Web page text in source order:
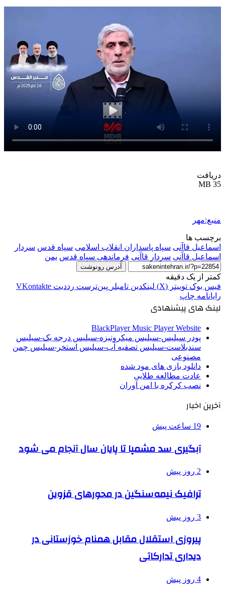
دریافت
35 MB
منبع:مهر
برچسب ها
اسماعیل قاآنی سپاه پاسداران انقلاب اسلامی سپاه قدس سردار
اسماعیل قاآنی سردار قاآنی فرماندهی سپاه قدس یمن
آدرس رونوشت
کمتر از یک دقیقه
فیس بوک توییتر (X) لینکدین ‫تامبلر ‫پین‌ترست ‫رددیت ‫VKontakte
رایانامه چاپ
لینک های پیشنهادی
BlackPlayer Music Player Website
پودر سیلیس-سیلیس میکرونیزه-سیلیس درجه یک-سیلیس
سندبلاست-سیلیس تصفیه آب-سیلیس استخر-سیلیس چمن
مصنوعی
دانلود بازی های مود شده
عادت مطالعه طلایی
نصب کرکره با امن آوران
آخرین اخبار
19 ساعت پیش
آبگیری سد مشمپا تا پایان سال آنجام می شود
2 روز پیش
ترافیک نیمه‌سنگین در محورهای قزوین
3 روز پیش
پیروزی استقلال مقابل همنام خوزستانی در
دیداری تدارکاتی
4 روز پیش